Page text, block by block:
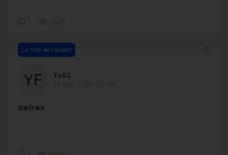
Le rôle de l'aidant
Yo62
delires